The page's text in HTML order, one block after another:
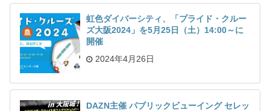
虹色ダイバーシティ、「プライド・クルー
ズ大阪2024」を5月25日（土）14:00～に
開催
2024年4月26日
DAZN主催 パブリックビューイング セレッ